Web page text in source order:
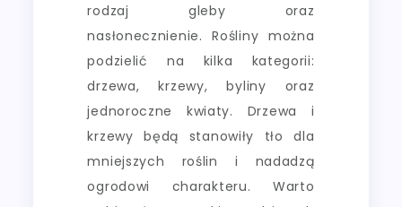
rodzaj gleby oraz
nasłonecznienie. Rośliny można
podzielić na kilka kategorii:
drzewa, krzewy, byliny oraz
jednoroczne kwiaty. Drzewa i
krzewy będą stanowiły tło dla
mniejszych roślin i nadadzą
ogrodowi charakteru. Warto